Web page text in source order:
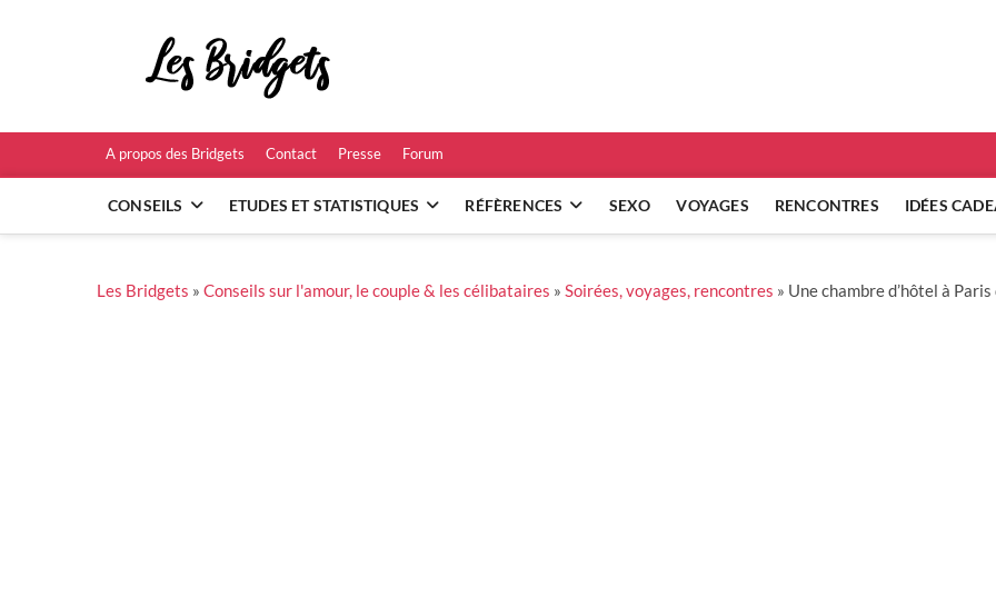
A propos des Bridgets Contact Presse Forum
CONSEILS ETUDES ET STATISTIQUES RÉFÈRENCES SEXO VOYAGES RENCONTRES IDÉES
Les Bridgets » Conseils sur l'amour, le couple & les célibataires » Soirées, voyages, rencontres » Une chambre d’hôtel à